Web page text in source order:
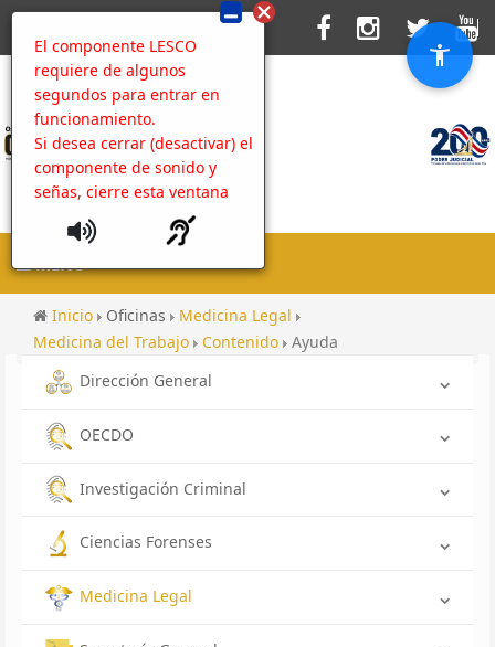
El componente LESCO
requiere de algunos
segundos para entrar en
funcionamiento.
Si desea cerrar (desactivar) el
componente de sonido y
señas, cierre esta ventana
MENU
Inicio Oficinas
Medicina Legal
Medicina del Trabajo
Contenido
Ayuda
Dirección General
OECDO
Investigación Criminal
Ciencias Forenses
Medicina Legal